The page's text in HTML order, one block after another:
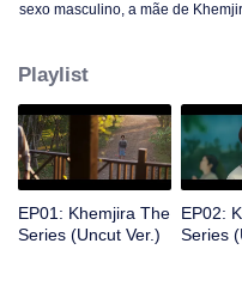
sexo masculino, a mãe de
laços emocionais profundos se
Playlist
EP01: Khemjira The
Series (Uncut Ver.)
EP02:
Series